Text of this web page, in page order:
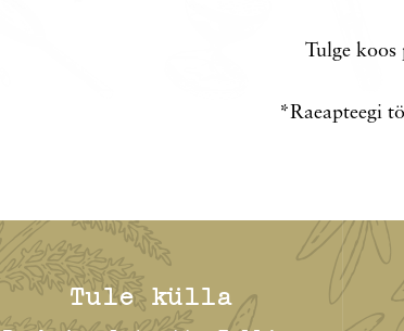
Tulge koos
*Raeapteegi
Tule külla